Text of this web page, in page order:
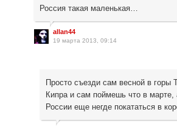
Россия такая маленькая…
allan44
19 марта 2013, 09:14
Просто съезди сам весной в горы
Кипра и сам поймешь что в марте,
России еще негде покататься в